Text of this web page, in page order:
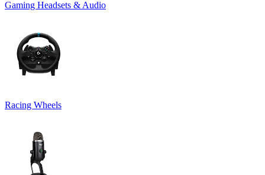
Gaming Headsets & Audio
Racing Wheels